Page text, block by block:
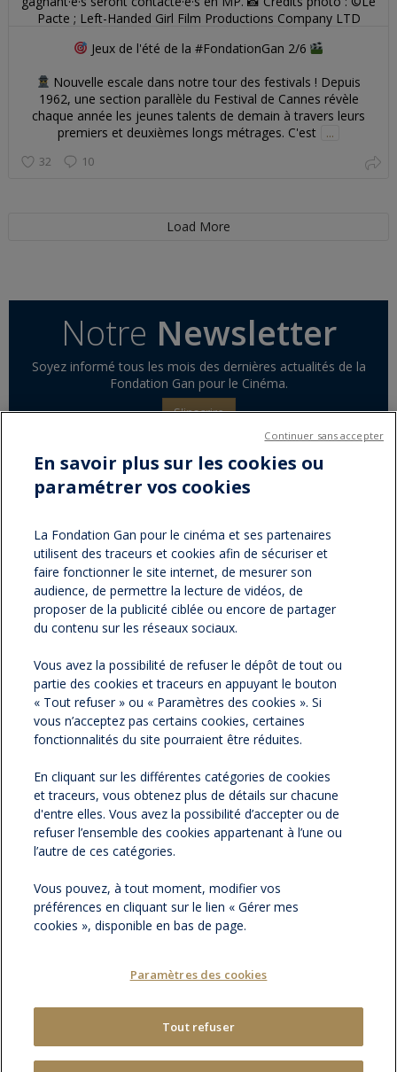
Jeux de l'été de la #FondationGan 2/6
Nouvelle escale dans notre tour des festivals ! Depuis
1962, une section parallèle du Festival de Cannes révèle
chaque année les jeunes talents de demain à travers leurs
premiers et deuxièmes longs métrages. C'est
...
32 10
Load More
Notre Newsletter
Soyez informé tous les mois des dernières actualités de la
Fondation Gan pour le Cinéma.
S'inscrire
Partager sur :
facebook
twitterVersion
imprimable
NOS NEWSLETTERS
NOS PARTENAIRES
ESPACE PRESSE
NOS ACTUALITÉS
CONTACTEZ-NOUS
MENTIONS LÉGALES
PLAN DU SITE
En savoir plus sur les cookies ou
paramétrer vos cookies
La Fondation Gan pour le cinéma et ses partenaires
utilisent des traceurs et cookies afin de sécuriser et
faire fonctionner le site internet, de mesurer son
audience, de permettre la lecture de vidéos, de
proposer de la publicité ciblée ou encore de partager
du contenu sur les réseaux sociaux.
Vous avez la possibilité de refuser le dépôt de tout ou
partie des cookies et traceurs en appuyant le bouton
« Tout refuser » ou « Paramètres des cookies ». Si
vous n’acceptez pas certains cookies, certaines
fonctionnalités du site pourraient être réduites.
En cliquant sur les différentes catégories de cookies
et traceurs, vous obtenez plus de détails sur chacune
d'entre elles. Vous avez la possibilité d’accepter ou de
refuser l’ensemble des cookies appartenant à l’une ou
l’autre de ces catégories.
Vous pouvez, à tout moment, modifier vos
préférences en cliquant sur le lien « Gérer mes
cookies », disponible en bas de page.
Paramètres des cookies
Tout refuser
Continuer sans accepter